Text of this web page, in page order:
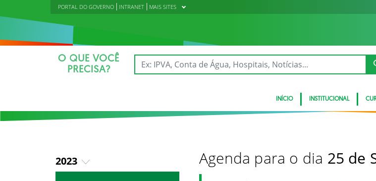
PORTAL DO GOVERNO INTRANET MAIS SITES
O QUE VOCÊ
PRECISA?
INÍCIO INSTITUCIONAL
2023
Agenda para o dia 25 de